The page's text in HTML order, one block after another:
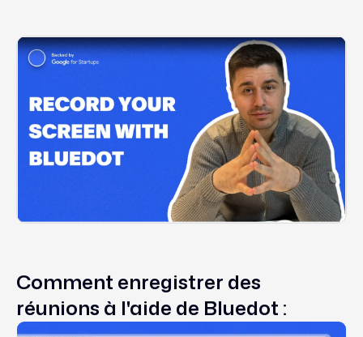
Comment enregistrer des
réunions à l'aide de Bluedot :